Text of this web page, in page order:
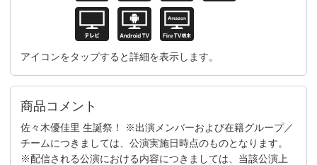
アイコンをタップすると詳細を表示します。
商品コメント
佐々木優佳里 生誕祭！ ※出演メンバーおよび在籍グループ／
チームにつきましては、公演実施日時点のものとなります。
※配信される公演における内容につきましては、当該公演上